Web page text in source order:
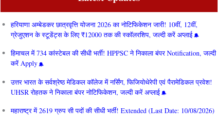
हरियाणा अम्बेडकर छात्रवृत्ति योजना 2026 का नोटिफिकेशन जारी! 10वीं, 12वीं,
ग्रेजुएशन के स्टूडेंट्स के लिए ₹12000 तक की स्कॉलरशिप, जल्दी करें अप्लाई
हिमाचल में 734 कांस्टेबल की सीधी भर्ती! HPPSC ने निकाला बंपर Notification, जल्दी
करें Apply
उत्तर भारत के सर्वश्रेष्ठ मेडिकल कॉलेज में नर्सिंग, फिजियोथेरेपी एवं पैरामेडिकल प्रवेश!
UHSR रोहतक ने निकाला बंपर नोटिफिकेशन, जल्दी करें अप्लाई
महाराष्ट्र में 2619 ग्रुप सी पदों की सीधी भर्ती! Extended (Last Date: 10/08/2026)